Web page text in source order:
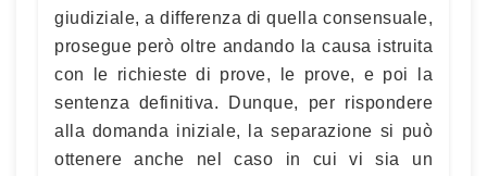
giudiziale, a differenza di quella consensuale,
prosegue però oltre andando la causa istruita
con le richieste di prove, le prove, e poi la
sentenza definitiva. Dunque, per rispondere
alla domanda iniziale, la separazione si può
ottenere anche nel caso in cui vi sia un